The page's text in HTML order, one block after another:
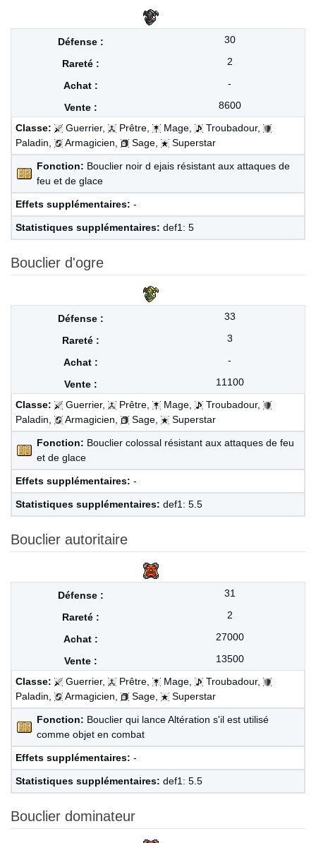
30
2
-
8600
Classe:
Guerrier, Prêtre, Mage,
Troubadour,
Paladin,
Armagicien, Sage, Superstar
Fonction: Bouclier noir d ejais résistant aux attaques de
feu et de glace
Effets supplémentaires: -
Statistiques supplémentaires: def1: 5
Bouclier d'ogre
33
3
-
11100
Classe:
Guerrier, Prêtre, Mage,
Troubadour,
Paladin,
Armagicien, Sage, Superstar
Fonction: Bouclier colossal résistant aux attaques de feu
et de glace
Effets supplémentaires: -
Statistiques supplémentaires: def1: 5.5
Bouclier autoritaire
31
2
27000
13500
Classe:
Guerrier, Prêtre, Mage,
Troubadour,
Paladin,
Armagicien, Sage, Superstar
Fonction: Bouclier qui lance Altération s'il est utilisé
comme objet en combat
Effets supplémentaires: -
Statistiques supplémentaires: def1: 5.5
Bouclier dominateur